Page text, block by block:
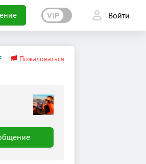
VIP Войти
Пожаловаться